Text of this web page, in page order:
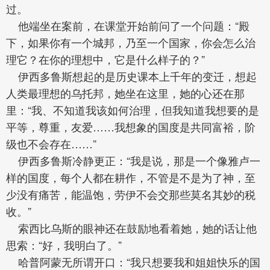
过。
他端坐在案前，在课堂开始前问了一个问题：“殿
下，如果你有一个城邦，乃至一个国家，你会怎么治
理它？在你的理想中，它是什么样子的？”
伊西多鲁斯想起的是历史课本上千年的变迁，想起
人类最理想的乌托邦，她坐在这里，她的心还在那
里：“我、不知道我该如何治理，但我知道我想要的是
平等，尊重，友爱……我想象的国度是共同富裕，阶
级也不会存在……”
伊西多鲁斯冷静更正：“我是说，那是一个像雅卢一
样的国度，每个人都在耕作，不管是不是为了神，至
少没有痛苦，能温饱，劳伊不会交那些莫名其妙的税
收。”
索西比乌斯的眼神还在鼓励地看着她，她的话让他
思索：“好，我明白了。”
哈普阿蒙无所谓开口：“我只想要我和姐姐快乐的国